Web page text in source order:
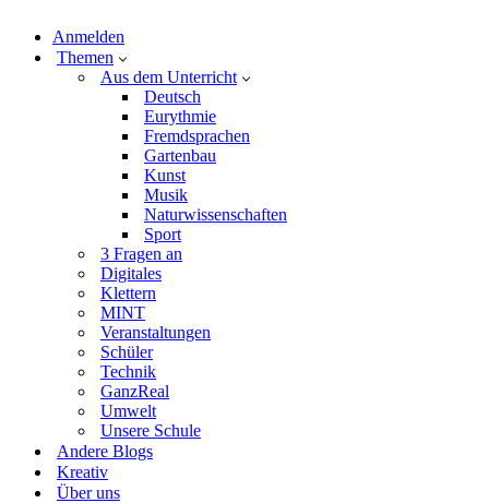
Anmelden
Themen
Aus dem Unterricht
Deutsch
Eurythmie
Fremdsprachen
Gartenbau
Kunst
Musik
Naturwissenschaften
Sport
3 Fragen an
Digitales
Klettern
MINT
Veranstaltungen
Schüler
Technik
GanzReal
Umwelt
Unsere Schule
Andere Blogs
Kreativ
Über uns